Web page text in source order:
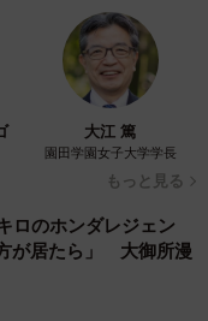
5/6
様でも戸惑うのね
いい」
ゃ」 他人を正解にし
主張が苦手な娘に教わ
くなる」ほんと
術が凄い」と話題に